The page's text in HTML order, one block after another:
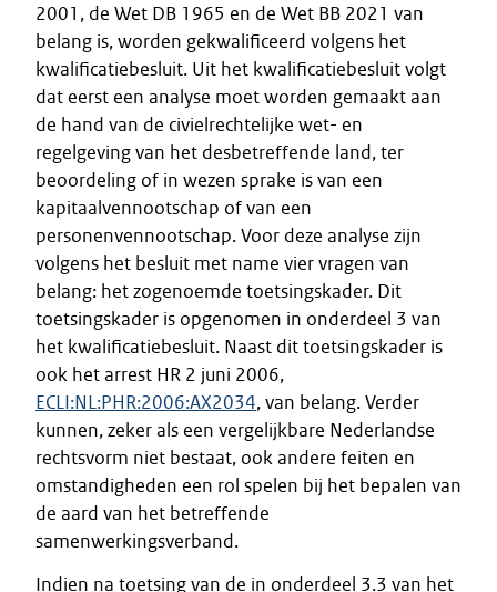
2001, de Wet DB 1965 en de Wet BB 2021 van
belang is, worden gekwalificeerd volgens het
kwalificatiebesluit. Uit het kwalificatiebesluit volgt
dat eerst een analyse moet worden gemaakt aan
de hand van de civielrechtelijke wet- en
regelgeving van het desbetreffende land, ter
beoordeling of in wezen sprake is van een
kapitaalvennootschap of van een
personenvennootschap. Voor deze analyse zijn
volgens het besluit met name vier vragen van
belang: het zogenoemde toetsingskader. Dit
toetsingskader is opgenomen in onderdeel 3 van
het kwalificatiebesluit. Naast dit toetsingskader is
ook het arrest HR 2 juni 2006,
ECLI:NL:PHR:2006:AX2034, van belang. Verder
kunnen, zeker als een vergelijkbare Nederlandse
rechtsvorm niet bestaat, ook andere feiten en
omstandigheden een rol spelen bij het bepalen van
de aard van het betreffende
samenwerkingsverband.
Indien na toetsing van de in onderdeel 3.3 van het